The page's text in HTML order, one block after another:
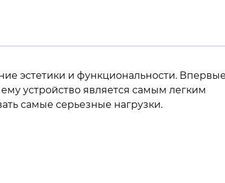
эстетики и функциональности. Впервые
устройство является самым легким
самые серьезные нагрузки.